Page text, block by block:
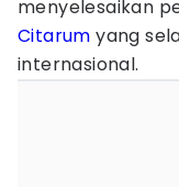
menyelesaikan
Citarum yang
internasional.